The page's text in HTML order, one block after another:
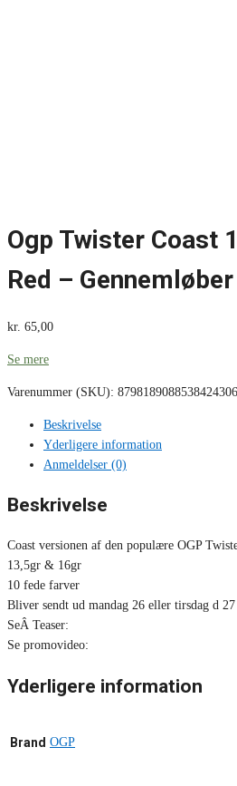
Ogp Twister Coast
Red – Gennemløber
kr. 65,00
Se mere
Varenummer (SKU): 8798189088538424306
Beskrivelse
Yderligere information
Anmeldelser (0)
Beskrivelse
Coast versionen af den populære OGP
13,5gr & 16gr
10 fede farver
Bliver sendt ud mandag 26 eller tirsdag d 27
SeÂ Teaser:
Se promovideo:
Yderligere information
Brand OGP